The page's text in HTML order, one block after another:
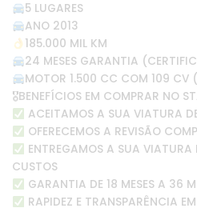
5 LUGARES
ANO 2013
185.000 MIL KM
24 MESES GARANTIA
MOTOR 1.500 CC COM 109 CV
🎖BENEFÍCIOS EM COMPRAR NO
ACEITAMOS A SUA VIATURA
OFERECEMOS A REVISÃO
ENTREGAMOS A SUA VIATURA
CUSTOS
GARANTIA DE 18 MESES A 36
RAPIDEZ E TRANSPARÊNCIA